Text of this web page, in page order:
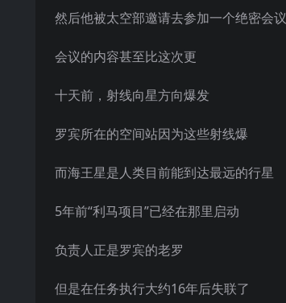
然后他被太空部邀请去参加一个绝密会议
会议的内容甚至比这次更
十天前，射线向星方向爆发
罗宾所在的空间站因为这些射线爆
而海王星是人类目前能到达最远的行星
5年前“利马项目”已经在那里启动
负责人正是罗宾的老罗
但是在任务执行大约16年后失联了